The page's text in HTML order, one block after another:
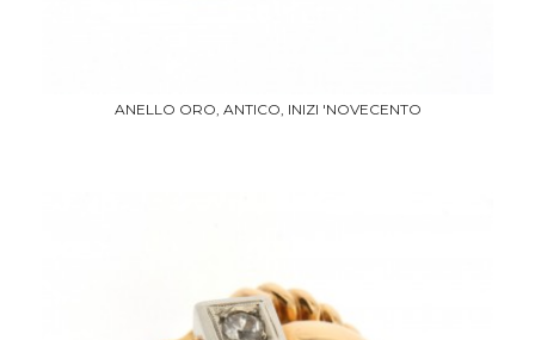
ANELLO ORO, ANTICO, INIZI 'NOVECENTO